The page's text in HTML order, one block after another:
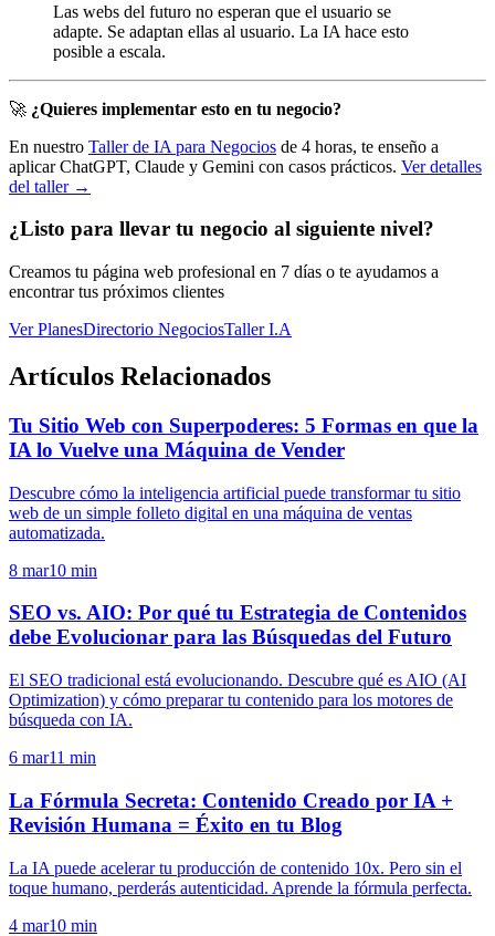
Las webs del futuro no esperan que el usuario se
adapte. Se adaptan ellas al usuario. La IA hace esto
posible a escala.
🚀 ¿Quieres implementar esto en tu negocio?
En nuestro Taller de IA para Negocios de 4 horas, te enseño a
aplicar ChatGPT, Claude y Gemini con casos prácticos. Ver detalles
del taller →
¿Listo para llevar tu negocio al siguiente nivel?
Creamos tu página web profesional en 7 días o te ayudamos a
encontrar tus próximos clientes
Ver PlanesDirectorio NegociosTaller I.A
Artículos Relacionados
Tu Sitio Web con Superpoderes: 5 Formas en que la
IA lo Vuelve una Máquina de Vender
Descubre cómo la inteligencia artificial puede transformar tu sitio
web de un simple folleto digital en una máquina de ventas
automatizada.
8 mar10 min
SEO vs. AIO: Por qué tu Estrategia de Contenidos
debe Evolucionar para las Búsquedas del Futuro
El SEO tradicional está evolucionando. Descubre qué es AIO (AI
Optimization) y cómo preparar tu contenido para los motores de
búsqueda con IA.
6 mar11 min
La Fórmula Secreta: Contenido Creado por IA +
Revisión Humana = Éxito en tu Blog
La IA puede acelerar tu producción de contenido 10x. Pero sin el
toque humano, perderás autenticidad. Aprende la fórmula perfecta.
4 mar10 min